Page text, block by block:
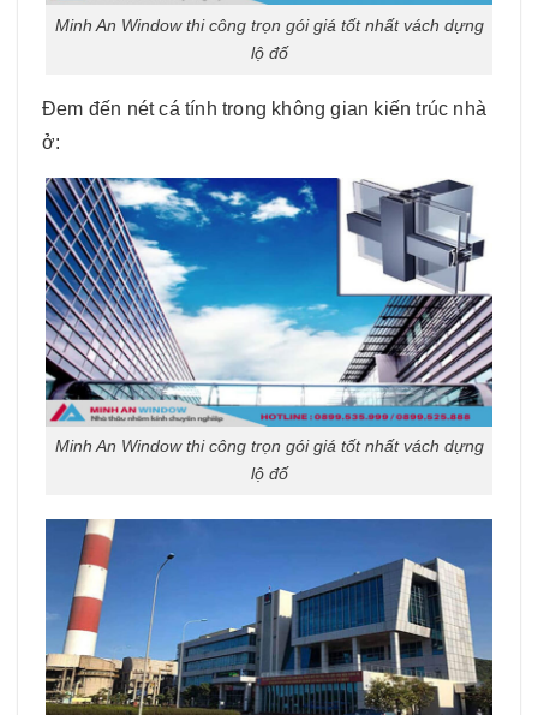
Minh An Window thi công trọn gói giá tốt nhất vách dựng
lộ đố
Đem đến nét cá tính trong không gian kiến trúc nhà
ở:
Minh An Window thi công trọn gói giá tốt nhất vách dựng
lộ đố